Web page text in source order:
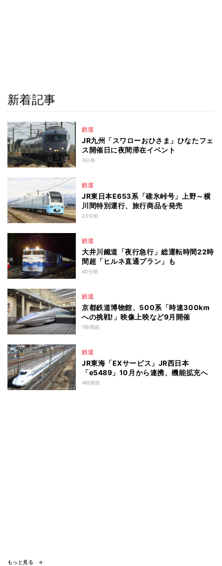
新着記事
鉄道
JR九州「スワローおひさま」ひなたフェ
ス開催日に夜間滞在イベント
3分前
鉄道
JR東日本E653系「碓氷峠号」上野～横
川間特別運行、旅行商品を発売
23分前
鉄道
大井川鐵道「夜行急行」総運転時間22時
間超「ヒルネ直通プラン」も
40分前
鉄道
京都鉄道博物館、500系「時速300km
への挑戦!」映像上映など9月開催
1時間前
鉄道
JR東海「EXサービス」JR西日本
「e5489」10月から連携、機能拡充へ
4時間前
もっと見る